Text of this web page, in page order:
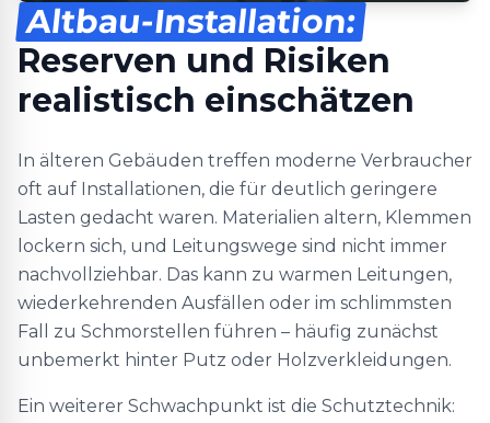
Altbau-Installation:
Reserven und Risiken
realistisch einschätzen
In älteren Gebäuden treffen moderne Verbraucher
oft auf Installationen, die für deutlich geringere
Lasten gedacht waren. Materialien altern, Klemmen
lockern sich, und Leitungswege sind nicht immer
nachvollziehbar. Das kann zu warmen Leitungen,
wiederkehrenden Ausfällen oder im schlimmsten
Fall zu Schmorstellen führen – häufig zunächst
unbemerkt hinter Putz oder Holzverkleidungen.
Ein weiterer Schwachpunkt ist die Schutztechnik: